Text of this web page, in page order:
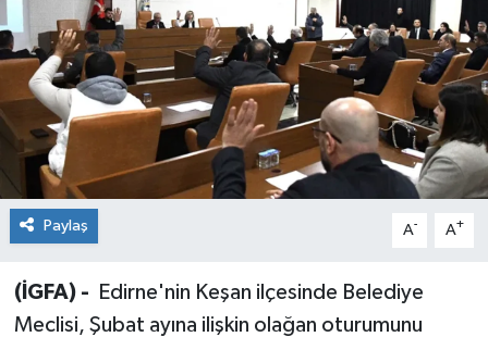
Paylaş A- A+
(İGFA) -
Edirne'nin Keşan ilçesinde Belediye
Meclisi, Şubat ayına ilişkin olağan oturumunu
Türkiye